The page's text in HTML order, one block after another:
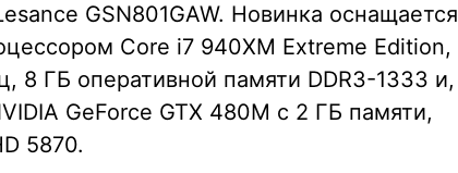
GSN801GAW. Новинка оснащается
Core i7 940XM Extreme Edition,
8 ГБ оперативной памяти DDR3-1333 и,
GeForce GTX 480M с 2 ГБ памяти,
5870.